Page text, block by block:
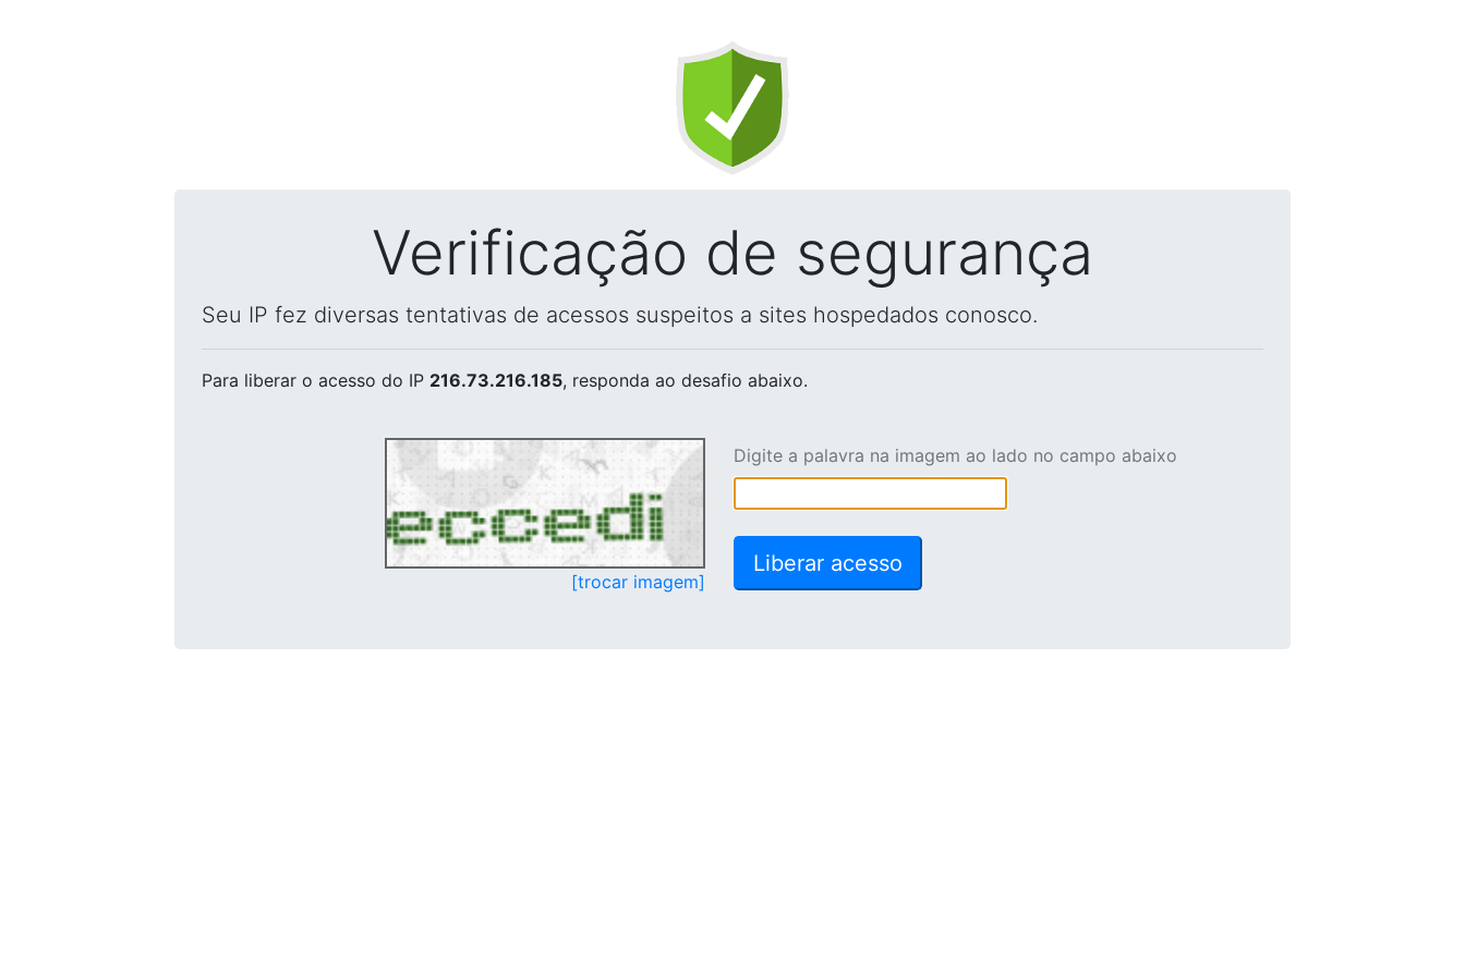
Verificação de segurança
Seu IP fez diversas tentativas de acessos suspeitos a sites hospedados conosco.
Para liberar o acesso do IP 216.73.216.185, responda ao desafio abaixo.
[trocar imagem]
Digite a palavra na imagem ao lado no campo abaixo